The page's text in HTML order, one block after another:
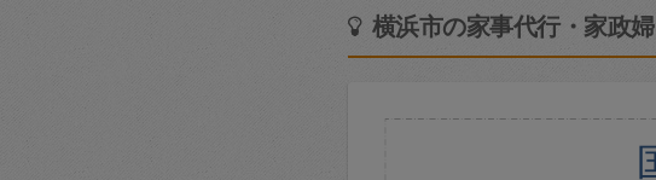
横浜市の家事代行・家政婦